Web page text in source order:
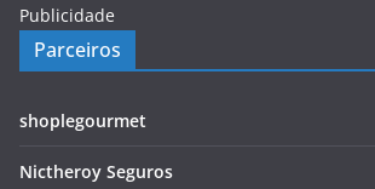
Publicidade
Parceiros
shoplegourmet
Nictheroy Seguros